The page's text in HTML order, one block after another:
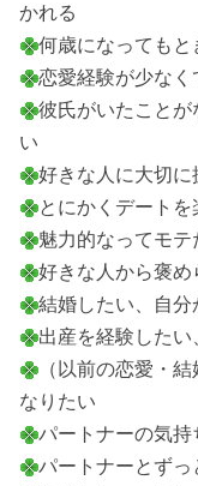
かれる
何歳になってもと
恋愛経験が少な
彼氏がいたこと
い
好きな人に大切に
とにかくデートを
魅力的なってモテ
好きな人から褒め
結婚したい、自
出産を経験した
（以前の恋愛・
なりたい
パートナーの気持
パートナーとず